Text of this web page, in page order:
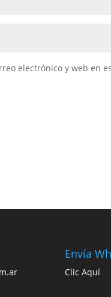
electrónico y web en
Envía
Clic Aquí